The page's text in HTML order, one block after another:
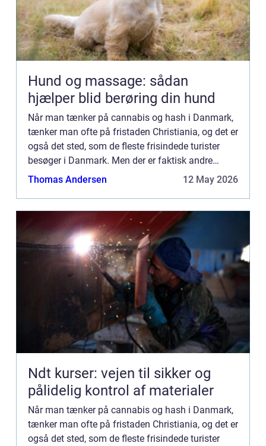
Hund og massage: sådan
hjælper blid berøring din hund
Når man tænker på cannabis og hash i Danmark,
tænker man ofte på fristaden Christiania, og det er
også det sted, som de fleste frisindede turister
besøger i Danmark. Men der er faktisk andre
steder i Danmark, hvor brugen af hash og
Thomas Andersen 12 May 2026
Ndt kurser: vejen til sikker og
pålidelig kontrol af materialer
Når man tænker på cannabis og hash i Danmark,
tænker man ofte på fristaden Christiania, og det er
også det sted, som de fleste frisindede turister